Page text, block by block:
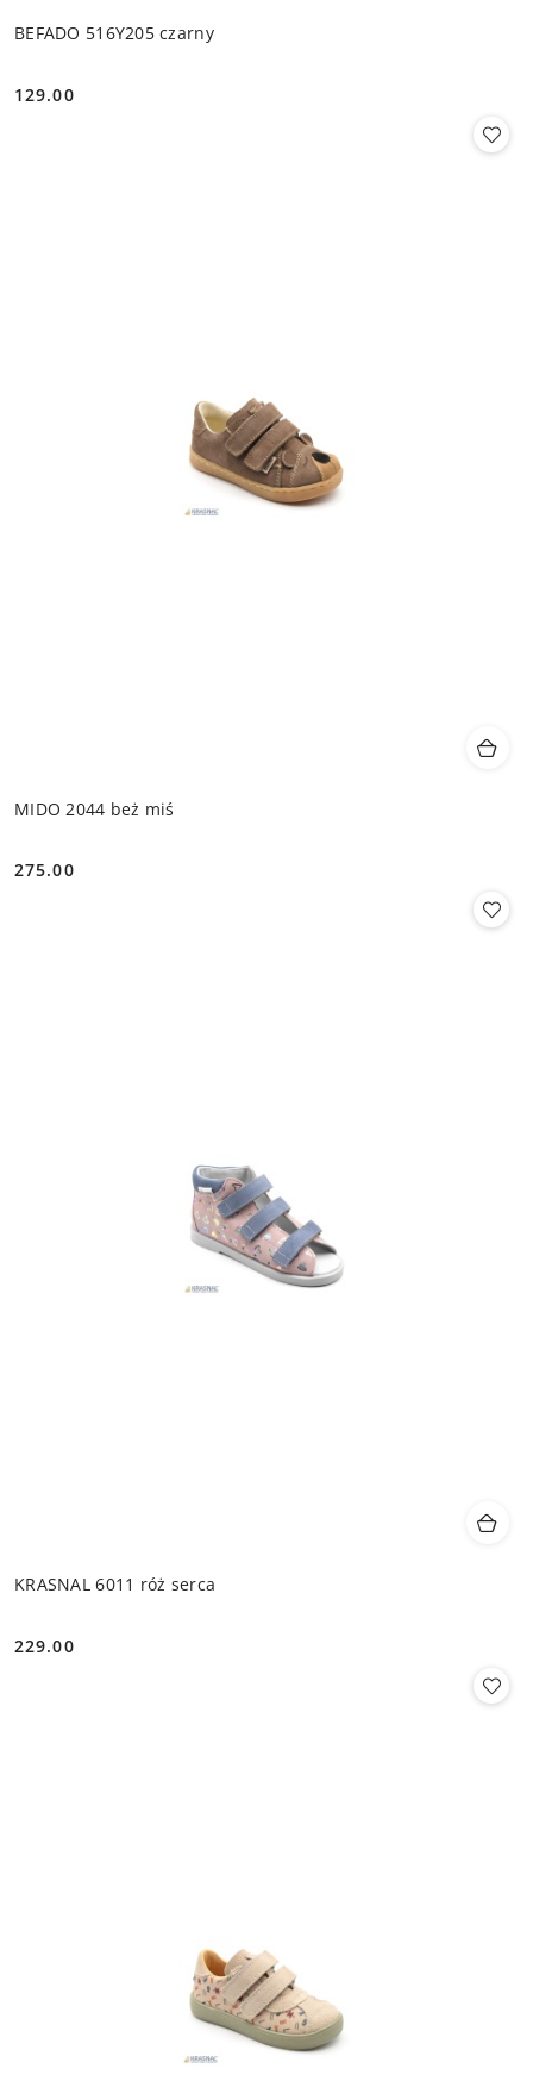
BEFADO 516Y205 czarny
Cena:
129.00
MIDO 2044 beż miś
Cena:
275.00
KRASNAL 6011 róż serca
Cena:
229.00